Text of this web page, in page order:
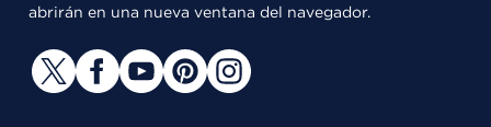
abrirán en una nueva ventana del navegador.